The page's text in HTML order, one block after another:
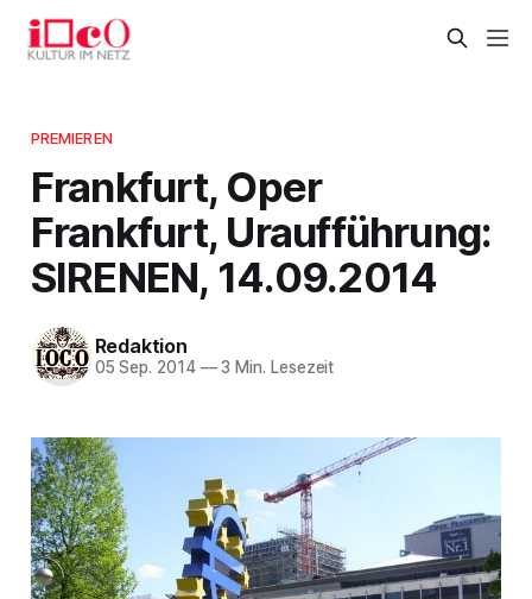
PREMIEREN
Frankfurt, Oper
Frankfurt, Uraufführung:
SIRENEN, 14.09.2014
Redaktion
05 Sep. 2014 —3 Min. Lesezeit